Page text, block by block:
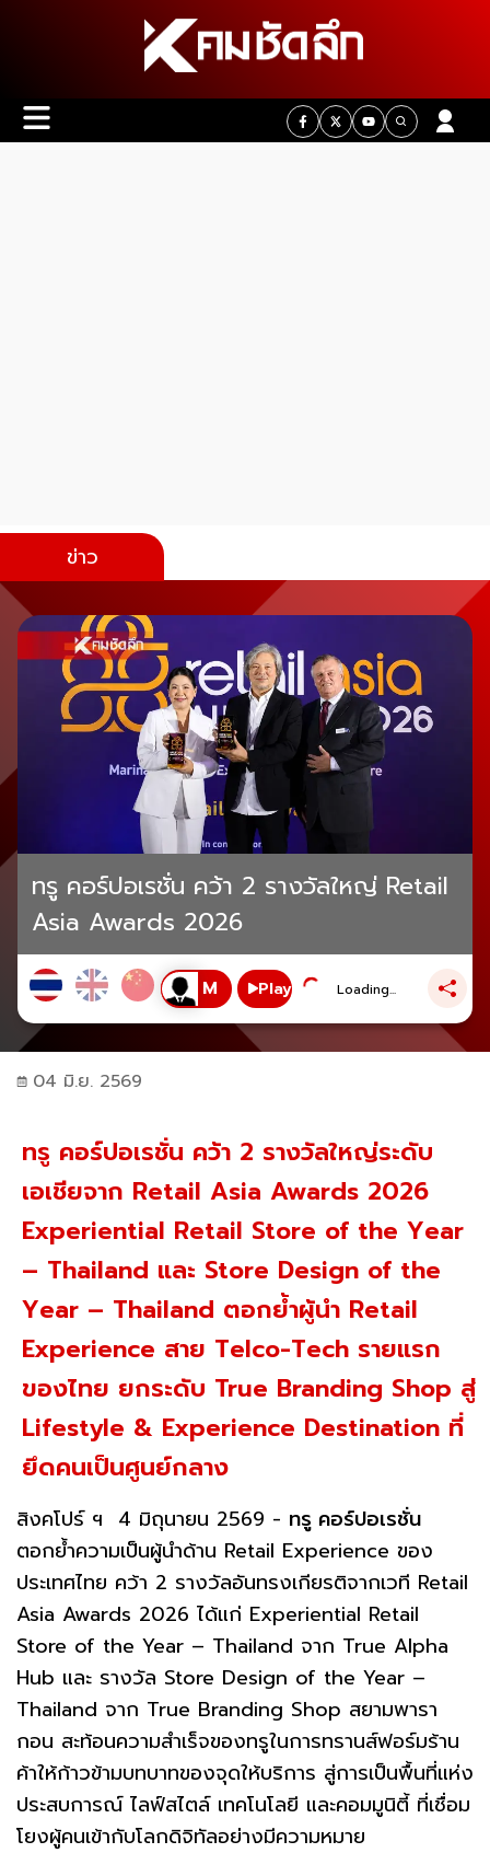
ข่าว
ทรู คอร์ปอเรชั่น คว้า 2 รางวัลใหญ่ Retail
Asia Awards 2026
Play Loading...
04 มิ.ย. 2569
ทรู คอร์ปอเรชั่น คว้า 2 รางวัลใหญ่ระดับ
เอเชียจาก Retail Asia Awards 2026
Experiential Retail Store of the Year
– Thailand และ Store Design of the
Year – Thailand ตอกย้ำผู้นำ Retail
Experience สาย Telco-Tech รายแรก
ของไทย ยกระดับ True Branding Shop สู่
Lifestyle & Experience Destination ที่
ยึดคนเป็นศูนย์กลาง
สิงคโปร์ ฯ 4 มิถุนายน 2569 - ทรู คอร์ปอเรชั่น
ตอกย้ำความเป็นผู้นำด้าน Retail Experience ของ
ประเทศไทย คว้า 2 รางวัลอันทรงเกียรติจากเวที Retail
Asia Awards 2026 ได้แก่ Experiential Retail
Store of the Year – Thailand จาก True Alpha
Hub และ รางวัล Store Design of the Year –
Thailand จาก True Branding Shop สยามพารา
กอน สะท้อนความสำเร็จของทรูในการทรานส์ฟอร์มร้าน
ค้าให้ก้าวข้ามบทบาทของจุดให้บริการ สู่การเป็นพื้นที่แห่ง
ประสบการณ์ ไลฟ์สไตล์ เทคโนโลยี และคอมมูนิตี้ ที่เชื่อม
โยงผู้คนเข้ากับโลกดิจิทัลอย่างมีความหมาย